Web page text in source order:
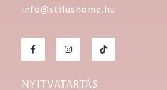
info@stilushome.hu
NYITVATARTÁS